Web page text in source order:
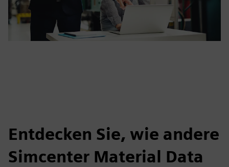
Entdecken Sie, wie andere
Simcenter Material Data